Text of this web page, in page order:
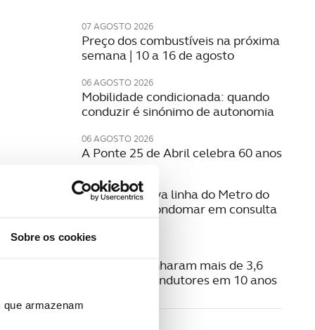
Sobre os cookies
armazenam
07 AGOSTO 2026
Preço dos combustíveis na próxima
semana | 10 a 16 de agosto
06 AGOSTO 2026
Mobilidade condicionada: quando
conduzir é sinónimo de autonomia
06 AGOSTO 2026
A Ponte 25 de Abril celebra 60 anos
06 AGOSTO 2026
Estudo da nova linha do Metro do
Porto para Gondomar em consulta
Radares apanharam mais de 3,6
milhões de condutores em 10 anos